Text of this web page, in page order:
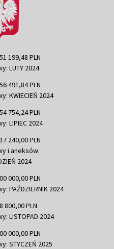
199,48 PLN
LUTY 2024
491,84 PLN
KWIECIEŃ 2024
754,24 PLN
LIPIEC 2024
240,00 PLN
i aneksów:
2024
000,00 PLN
PAŹDZIERNIK 2024
800,00 PLN
LISTOPAD 2024
000,00 PLN
STYCZEŃ 2025